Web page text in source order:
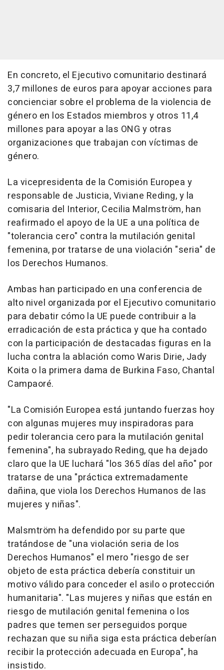
En concreto, el Ejecutivo comunitario destinará
3,7 millones de euros para apoyar acciones para
concienciar sobre el problema de la violencia de
género en los Estados miembros y otros 11,4
millones para apoyar a las ONG y otras
organizaciones que trabajan con víctimas de
género.
La vicepresidenta de la Comisión Europea y
responsable de Justicia, Viviane Reding, y la
comisaria del Interior, Cecilia Malmström, han
reafirmado el apoyo de la UE a una política de
"tolerancia cero" contra la mutilación genital
femenina, por tratarse de una violación "seria" de
los Derechos Humanos.
Ambas han participado en una conferencia de
alto nivel organizada por el Ejecutivo comunitario
para debatir cómo la UE puede contribuir a la
erradicación de esta práctica y que ha contado
con la participación de destacadas figuras en la
lucha contra la ablación como Waris Dirie, Jady
Koita o la primera dama de Burkina Faso, Chantal
Campaoré.
"La Comisión Europea está juntando fuerzas hoy
con algunas mujeres muy inspiradoras para
pedir tolerancia cero para la mutilación genital
femenina", ha subrayado Reding, que ha dejado
claro que la UE luchará "los 365 días del año" por
tratarse de una "práctica extremadamente
dañina, que viola los Derechos Humanos de las
mujeres y niñas".
Malsmtröm ha defendido por su parte que
tratándose de "una violación seria de los
Derechos Humanos" el mero "riesgo de ser
objeto de esta práctica debería constituir un
motivo válido para conceder el asilo o protección
humanitaria". "Las mujeres y niñas que están en
riesgo de mutilación genital femenina o los
padres que temen ser perseguidos porque
rechazan que su niña siga esta práctica deberían
recibir la protección adecuada en Europa", ha
insistido.